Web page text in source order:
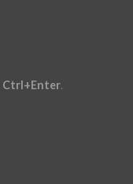
Ctrl+Enter.